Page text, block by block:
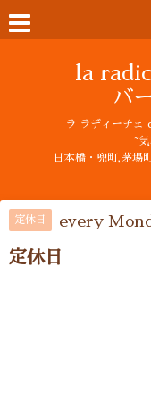
la
バ
ラ ラディーチ
~
日本橋・兜町,茅場
定休日 every
定休日